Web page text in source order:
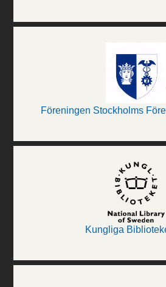
Föreningen Stockholms
Kungliga